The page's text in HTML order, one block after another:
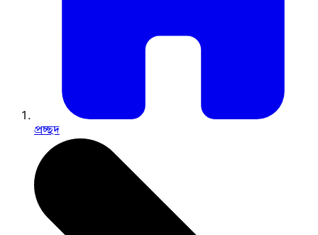
প্রচ্ছদ